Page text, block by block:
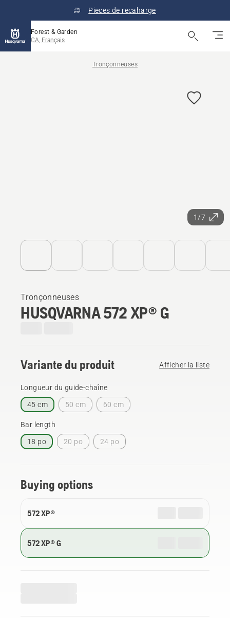
Pieces de recaharge
Forest & Garden
CA, Français
Tronçonneuses
1/7
Tronçonneuses
HUSQVARNA 572 XP® G
Variante du produit Afficher la liste
Longueur du guide-chaîne
45 cm 50 cm 60 cm
Bar length
18 po 20 po 24 po
Buying options
572 XP®
572 XP® G